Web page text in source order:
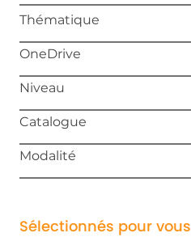
Thématique
OneDrive
Niveau
Catalogue
Modalité
Sélectionnés pour vous